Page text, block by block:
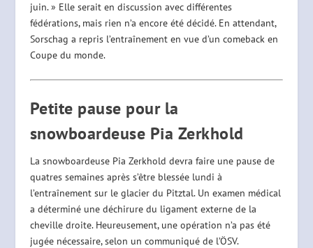
juin. » Elle serait en discussion avec différentes
fédérations, mais rien n’a encore été décidé. En attendant,
Sorschag a repris l’entraînement en vue d’un comeback en
Coupe du monde.
Petite pause pour la
snowboardeuse Pia Zerkhold
La snowboardeuse Pia Zerkhold devra faire une pause de
quatres semaines après s’être blessée lundi à
l’entraînement sur le glacier du Pitztal. Un examen médical
a déterminé une déchirure du ligament externe de la
cheville droite. Heureusement, une opération n’a pas été
jugée nécessaire, selon un communiqué de l’ÖSV.